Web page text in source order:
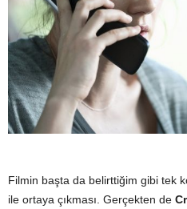
Filmin başta da belirttiğim gibi tek
ile ortaya çıkması. Gerçekten de